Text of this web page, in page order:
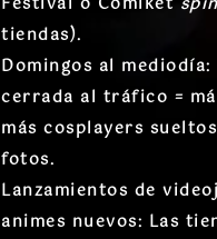
tiendas).
Domingos al mediodía:
cerrada al tráfico =
más cosplayers
fotos.
Lanzamientos de
animes nuevos: Las